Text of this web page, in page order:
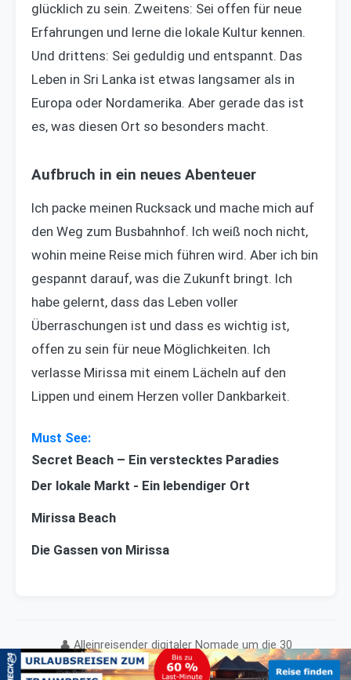
glücklich zu sein. Zweitens: Sei offen für neue
Erfahrungen und lerne die lokale Kultur kennen.
Und drittens: Sei geduldig und entspannt. Das
Leben in Sri Lanka ist etwas langsamer als in
Europa oder Nordamerika. Aber gerade das ist
es, was diesen Ort so besonders macht.
Aufbruch in ein neues Abenteuer
Ich packe meinen Rucksack und mache mich auf
den Weg zum Busbahnhof. Ich weiß noch nicht,
wohin meine Reise mich führen wird. Aber ich bin
gespannt darauf, was die Zukunft bringt. Ich
habe gelernt, dass das Leben voller
Überraschungen ist und dass es wichtig ist,
offen zu sein für neue Möglichkeiten. Ich
verlasse Mirissa mit einem Lächeln auf den
Lippen und einem Herzen voller Dankbarkeit.
Secret Beach – Ein verstecktes Paradies
Der lokale Markt - Ein lebendiger Ort
Mirissa Beach
Die Gassen von Mirissa
👤 Alleinreisender digitaler Nomade um die 30